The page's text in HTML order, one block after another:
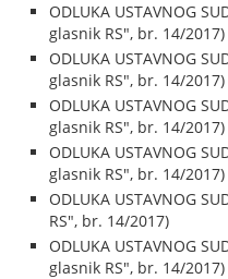
ODLUKA USTAVNOG
glasnik RS", br. 14/2017)
ODLUKA USTAVNOG
glasnik RS", br. 14/2017)
ODLUKA USTAVNOG
glasnik RS", br. 14/2017)
ODLUKA USTAVNOG
glasnik RS", br. 14/2017)
ODLUKA USTAVNOG
RS", br. 14/2017)
ODLUKA USTAVNOG
glasnik RS", br. 14/2017)